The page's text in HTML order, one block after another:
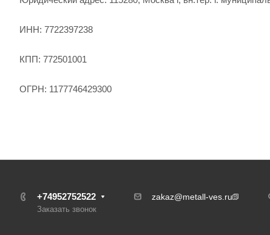
ИНН: 7722397238
КПП: 772501001
ОГРН: 1177746429300
+74952752522
Заказать звонок
zakaz@metall-ves.ru